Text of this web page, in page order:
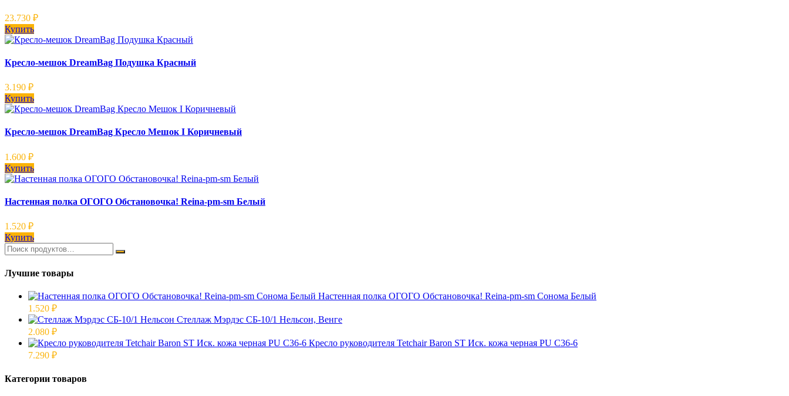
23.730 ₽
Купить
Кресло-мешок DreamBag Подушка Красный
3.190 ₽
Купить
Кресло-мешок DreamBag Кресло Мешок I Коричневый
1.600 ₽
Купить
Настенная полка ОГОГО Обстановочка! Reina-pm-sm Белый
1.520 ₽
Купить
Лучшие товары
Настенная полка ОГОГО Обстановочка! Reina-pm-sm Сонома Белый
1.520 ₽
Стеллаж Мэрдэс СБ-10/1 Нельсон, Венге
2.080 ₽
Кресло руководителя Tetchair Baron ST Иск. кожа черная PU C36-6
7.290 ₽
Категории товаров